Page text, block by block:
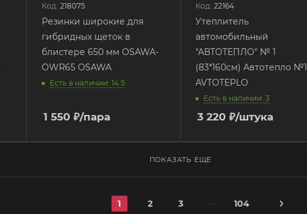
Код: 218075
Резинки широкие для
гибридных щеток в
блистере 650 мм OSAWA-
OWR65 OSAWA
Есть в наличии: 14.5
1 550 ₽/пара
Код: 22164
Утеплитель
автомобильный
"АВТОТЕПЛО" № 1
(83*160см) Автотепло №1
AVTOTEPLO
Есть в наличии: 3
3 220 ₽/штука
ПОКАЗАТЬ ЕЩЕ
1 2 3 104